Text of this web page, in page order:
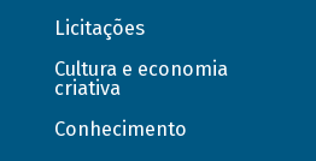
Licitações
Cultura e economia
criativa
Conhecimento